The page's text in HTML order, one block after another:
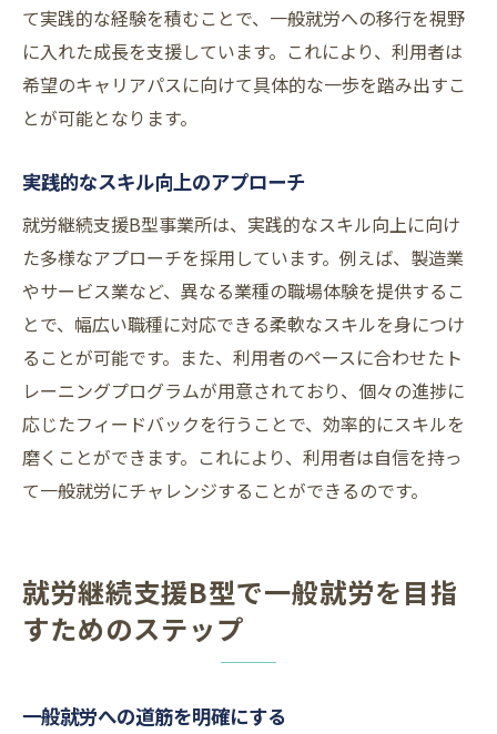
て実践的な経験を積むことで、一般就労への移行を視野
に入れた成長を支援しています。これにより、利用者は
希望のキャリアパスに向けて具体的な一歩を踏み出すこ
とが可能となります。
実践的なスキル向上のアプローチ
就労継続支援B型事業所は、実践的なスキル向上に向け
た多様なアプローチを採用しています。例えば、製造業
やサービス業など、異なる業種の職場体験を提供するこ
とで、幅広い職種に対応できる柔軟なスキルを身につけ
ることが可能です。また、利用者のペースに合わせたト
レーニングプログラムが用意されており、個々の進捗に
応じたフィードバックを行うことで、効率的にスキルを
磨くことができます。これにより、利用者は自信を持っ
て一般就労にチャレンジすることができるのです。
就労継続支援B型で一般就労を目指
すためのステップ
一般就労への道筋を明確にする